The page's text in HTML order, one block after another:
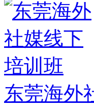
东莞海外